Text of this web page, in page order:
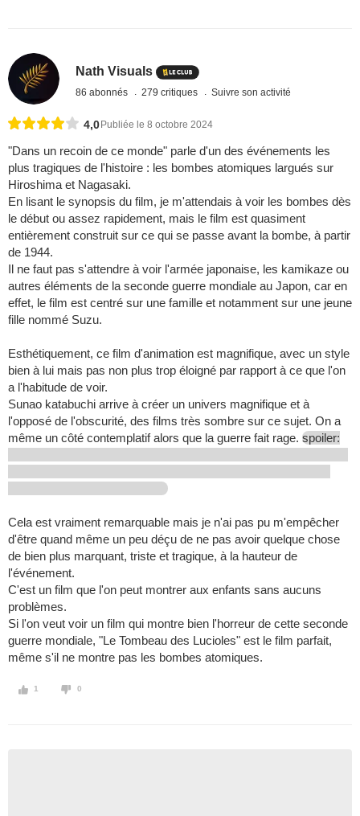
Nath Visuals
86 abonnés 279 critiques Suivre son activité
4,0 Publiée le 8 octobre 2024
"Dans un recoin de ce monde" parle d'un des événements les
plus tragiques de l'histoire : les bombes atomiques largués sur
Hiroshima et Nagasaki.
En lisant le synopsis du film, je m'attendais à voir les bombes dès
le début ou assez rapidement, mais le film est quasiment
entièrement construit sur ce qui se passe avant la bombe, à partir
de 1944.
Il ne faut pas s'attendre à voir l'armée japonaise, les kamikaze ou
autres éléments de la seconde guerre mondiale au Japon, car en
effet, le film est centré sur une famille et notamment sur une jeune
fille nommé Suzu.
Esthétiquement, ce film d'animation est magnifique, avec un style
bien à lui mais pas non plus trop éloigné par rapport à ce que l'on
a l'habitude de voir.
Sunao katabuchi arrive à créer un univers magnifique et à
l'opposé de l'obscurité, des films très sombre sur ce sujet. On a
même un côté contemplatif alors que la guerre fait rage. spoiler:
Cela est vraiment remarquable mais je n'ai pas pu m'empêcher
d'être quand même un peu déçu de ne pas avoir quelque chose
de bien plus marquant, triste et tragique, à la hauteur de
l'événement.
C'est un film que l'on peut montrer aux enfants sans aucuns
problèmes.
Si l'on veut voir un film qui montre bien l'horreur de cette seconde
guerre mondiale, "Le Tombeau des Lucioles" est le film parfait,
même s'il ne montre pas les bombes atomiques.
1 0